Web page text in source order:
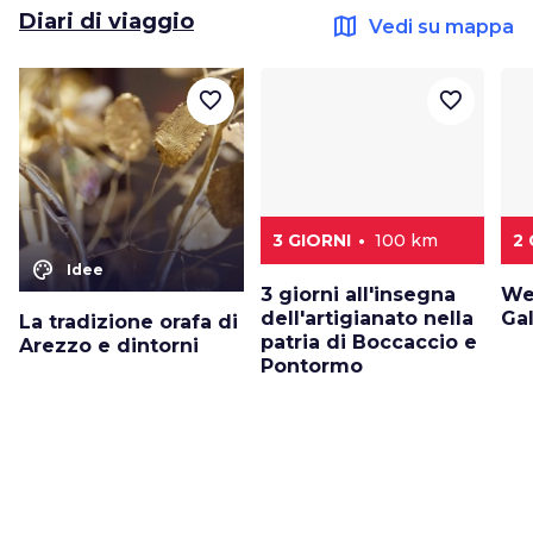
Diari di viaggio map Vedi su mappa
color_lens Idee
La tradizione orafa di
Arezzo e dintorni
favorite_border
3 GIORNI 100 km
3 giorni all'insegna
dell'artigianato nella
patria di Boccaccio e
Pontormo
favorite_border
2